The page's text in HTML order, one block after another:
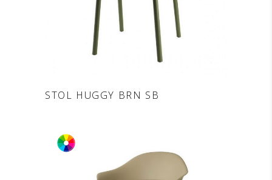
DODAJ V POVPRAŠEVANJE
STOL HUGGY BRN SB